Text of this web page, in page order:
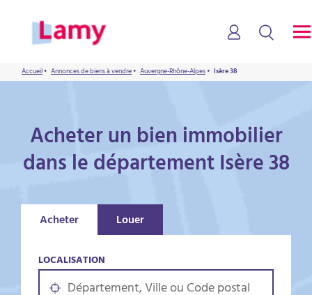
Accueil• Annonces de biens à vendre• Auvergne-Rhône-Alpes• Isère 38
Acheter un bien immobilier
dans le département Isère 38
Acheter Louer
LOCALISATION